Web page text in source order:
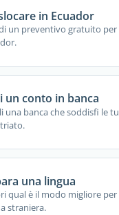
in Ecuador
un preventivo gratuito
un conto in banca
una banca che soddisfi le
una lingua
qual è il modo migliore
straniera.